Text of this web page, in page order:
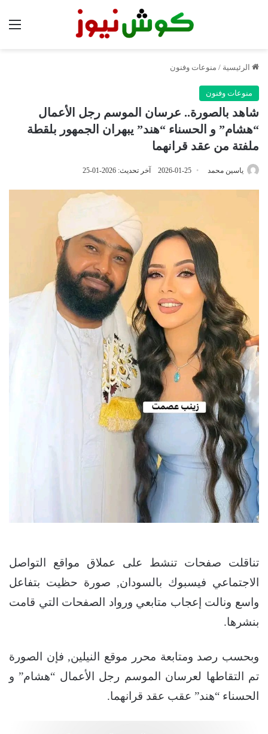
الرئيسية / منوعات وفنون
منوعات وفنون
شاهد بالصورة.. عرسان الموسم رجل الأعمال
“هشام” و الحسناء “هند” يبهران الجمهور بلقطة
ملفتة من عقد قرانهما
ياسين محمد 2026-01-25 آخر تحديث: 2026-01-25
تناقلت صفحات تنشط على عملاق مواقع التواصل
الاجتماعي فيسبوك بالسودان, صورة حظيت بتفاعل
واسع ونالت إعجاب متابعي ورواد الصفحات التي قامت
بنشرها.
وبحسب رصد ومتابعة محرر موقع النيلين, فإن الصورة
تم التقاطها لعرسان الموسم رجل الأعمال “هشام” و
الحسناء “هند” عقب عقد قرانهما.